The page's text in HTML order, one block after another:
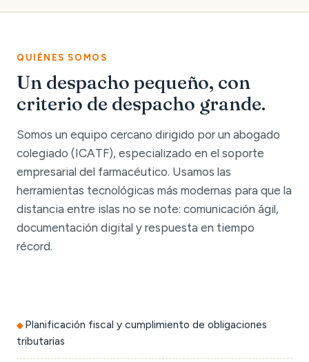
QUIÉNES SOMOS
Un despacho pequeño, con
criterio de despacho grande.
Somos un equipo cercano dirigido por un abogado
colegiado (ICATF), especializado en el soporte
empresarial del farmacéutico. Usamos las
herramientas tecnológicas más modernas para que la
distancia entre islas no se note: comunicación ágil,
documentación digital y respuesta en tiempo
récord.
Planificación fiscal y cumplimiento de obligaciones
tributarias